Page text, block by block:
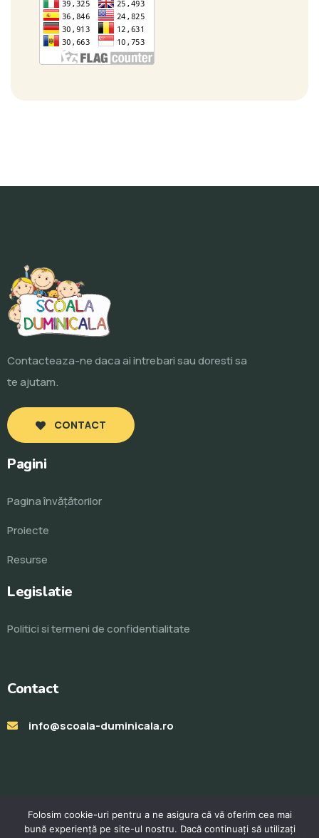
Contacteaza-ne daca ai intrebari sau doresti sa
te ajutam.
CONTACT
Pagini
Pagina învăţătorilor
Proiecte
Resurse
Legislatie
Politici si termeni de confidentialitate
Contact
info@scoala-duminicala.ro
Folosim cookie-uri pentru a ne asigura că vă oferim cea mai
bună experiență pe site-ul nostru. Dacă continuați să utilizați